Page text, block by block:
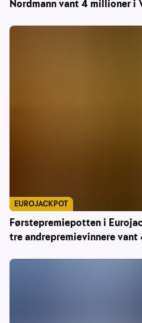
Nordmann vant 4 millioner i
Førstepremiepotten i
tre andrepremievinnere
EUROJACKPOT